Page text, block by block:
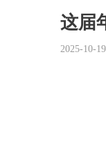
这届
2025-10-